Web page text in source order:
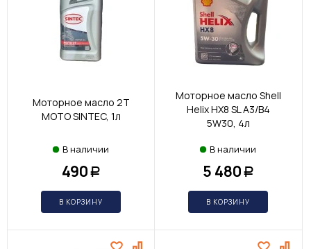
Моторное масло 2T
MOTO SINTEC, 1л
В наличии
490 Р
В КОРЗИНУ
Моторное масло Shell
Helix HX8 SL A3/B4
5W30, 4л
В наличии
5 480 Р
В КОРЗИНУ